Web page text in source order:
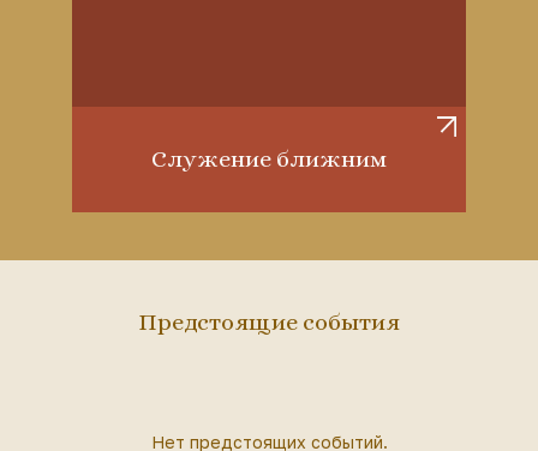
Служение ближним
Предстоящие события
Нет предстоящих событий.